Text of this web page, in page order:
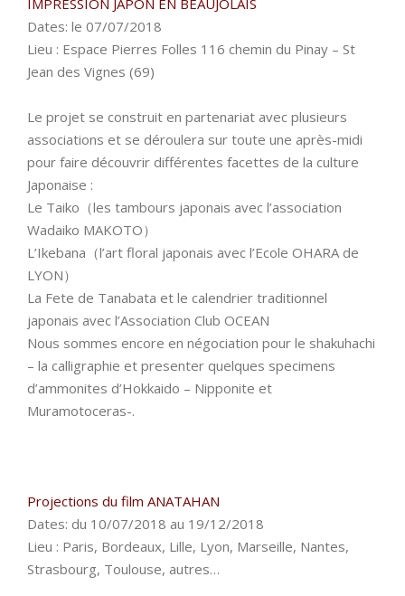
IMPRESSION JAPON EN BEAUJOLAIS
Dates: le 07/07/2018
Lieu : Espace Pierres Folles 116 chemin du Pinay – St
Jean des Vignes (69)
Le projet se construit en partenariat avec plusieurs
associations et se déroulera sur toute une après-midi
pour faire découvrir différentes facettes de la culture
Japonaise :
Le Taiko（les tambours japonais avec l’association
Wadaiko MAKOTO）
L’Ikebana（l’art floral japonais avec l’Ecole OHARA de
LYON）
La Fete de Tanabata et le calendrier traditionnel
japonais avec l’Association Club OCEAN
Nous sommes encore en négociation pour le shakuhachi
– la calligraphie et presenter quelques specimens
d’ammonites d’Hokkaido – Nipponite et
Muramotoceras-.
Projections du film ANATAHAN
Dates: du 10/07/2018 au 19/12/2018
Lieu : Paris, Bordeaux, Lille, Lyon, Marseille, Nantes,
Strasbourg, Toulouse, autres…